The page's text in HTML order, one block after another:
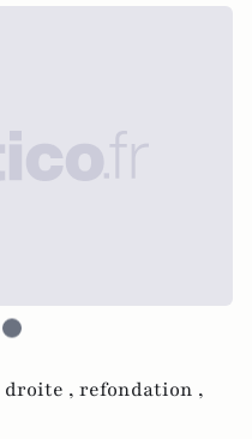
droite , refondation ,